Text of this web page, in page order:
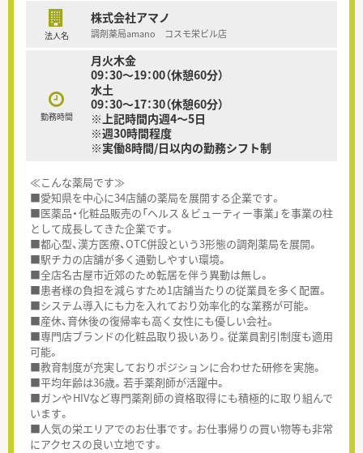
法人名
株式会社アマノ
調剤薬局amano コスモ栄ビル店
勤務時間
月火木金
09：30～19：00（休憩60分）
水土
09：30～17：30（休憩60分）
※上記時間内週4～5日
※週30時間程度
※実働8時間/日以内の勤務シフト制
≪こんな薬局です≫
■愛知県を中心に34店舗の薬局を展開する企業です。
■医薬品・化粧品販売の「ヘルス＆ビューティー事業」を事業の柱
として成長してきた企業です。
■都心型、漢方医療、OTC併設という3形態の調剤薬局を展開。
■駅チカの店舗が多く通勤しやすい環境。
■全店名古屋市近郊のため転居を伴う異動は無し。
■患者様の負担を減らすため1店舗当たりの従業員を多く配置。
■システム導入にも力を入れており効率化的な業務が可能。
■産休、育休後の復帰率も高く女性にも優しい会社。
■専門店ブランドの化粧品取り扱いあり。従業員割引制度も適用
可能。
■教育制度が充実しておりポジションに合わせた研修を実施。
■平均年齢は36歳。若手薬剤師が活躍中。
■ガンやHIVなど専門薬剤師の資格取得にも積極的に取り組んで
います。
■人気の栄エリアでのお仕事です。お仕事帰りの買い物等も非常
にアクセスの良い立地です。